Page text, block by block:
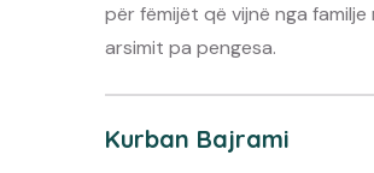
për fëmijët që vijnë nga
arsimit pa pengesa.
Kurban Bajrami